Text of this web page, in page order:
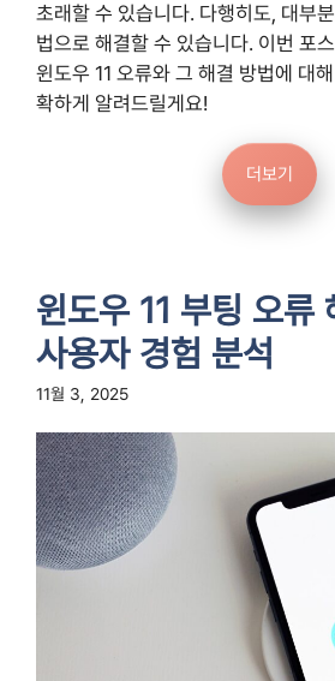
초래할 수 있습니다. 다행히도, 대부
법으로 해결할 수 있습니다. 이번 포
윈도우 11 오류와 그 해결 방법에 대
확하게 알려드릴게요!
더보기
윈도우 11 부팅 오류
사용자 경험 분석
11월 3, 2025